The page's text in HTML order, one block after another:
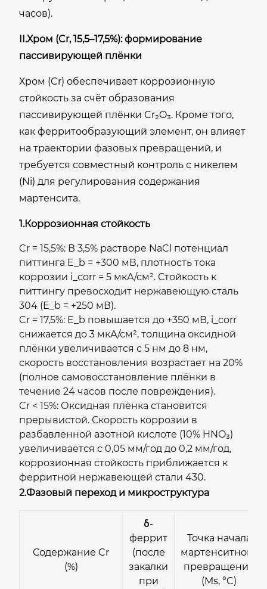
часов).
II.Хром (Cr, 15,5–17,5%): формирование
пассивирующей плёнки
Хром (Cr) обеспечивает коррозионную
стойкость за счёт образования
пассивирующей плёнки Cr₂O₃. Кроме того,
как ферритообразующий элемент, он влияет
на траектории фазовых превращений, и
требуется совместный контроль с никелем
(Ni) для регулирования содержания
мартенсита.
1.Коррозионная стойкость
Cr = 15,5%: В 3,5% растворе NaCl потенциал
питтинга E_b = +300 мВ, плотность тока
коррозии i_corr = 5 мкА/см². Стойкость к
питтингу превосходит нержавеющую сталь
304 (E_b = +250 мВ).
Cr = 17,5%: E_b повышается до +350 мВ, i_corr
снижается до 3 мкА/см², толщина оксидной
плёнки увеличивается с 5 нм до 8 нм,
скорость восстановления возрастает на 20%
(полное самовосстановление плёнки в
течение 24 часов после повреждения).
Cr < 15%: Оксидная плёнка становится
прерывистой. Скорость коррозии в
разбавленной азотной кислоте (10% HNO₃)
увеличивается с 0,05 мм/год до 0,2 мм/год,
коррозионная стойкость приближается к
ферритной нержавеющей стали 430.
2.Фазовый переход и микроструктура
Содержание Cr
(%)
δ-
феррит
(после
закалки
при
Точка начала
мартенситного
превращения
(Ms, °C)